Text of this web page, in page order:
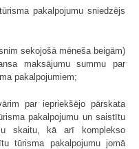
pakalpojumu sniedzējs
sekojošā mēneša beigām)
maksājumu summu par
pakalpojumiem;
par iepriekšējo pārskata
pakalpojumu un saistītu
skaitu, kā arī komplekso
tūrisma pakalpojumu jomā